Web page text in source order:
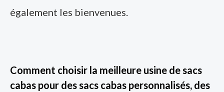
également les bienvenues.
Comment choisir la meilleure usine de sacs
cabas pour des sacs cabas personnalisés, des